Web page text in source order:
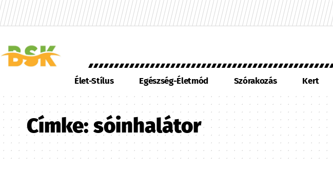
Élet-Stílus Egészség-Életmód Szórakozás Kert
Címke:sóinhalátor